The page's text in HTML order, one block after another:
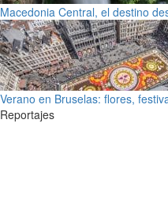
Macedonia Central, el destino
Verano en Bruselas: flores,
Reportajes